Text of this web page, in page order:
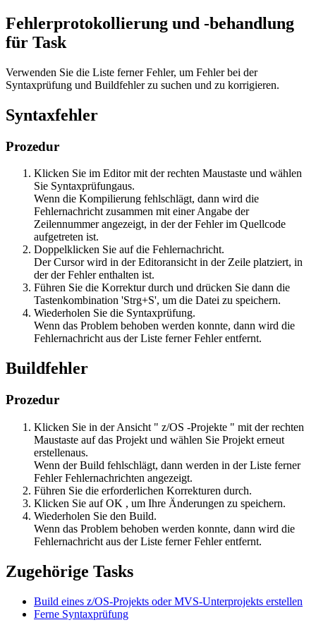
Fehlerprotokollierung und -behandlung
für Task
Verwenden Sie die Liste ferner Fehler, um Fehler bei der
Syntaxprüfung und Buildfehler zu suchen und zu korrigieren.
Syntaxfehler
Prozedur
Klicken Sie im Editor mit der rechten Maustaste und wählen
Sie Syntaxprüfungaus.
Wenn die Kompilierung fehlschlägt, dann wird die
Fehlernachricht zusammen mit einer Angabe der
Zeilennummer angezeigt, in der der Fehler im Quellcode
aufgetreten ist.
Doppelklicken Sie auf die Fehlernachricht.
Der Cursor wird in der Editoransicht in der Zeile platziert, in
der der Fehler enthalten ist.
Führen Sie die Korrektur durch und drücken Sie dann die
Tastenkombination 'Strg+S', um die Datei zu speichern.
Wiederholen Sie die Syntaxprüfung.
Wenn das Problem behoben werden konnte, dann wird die
Fehlernachricht aus derListe ferner Fehlerentfernt.
Buildfehler
Prozedur
Klicken Sie in der Ansicht " z/OS -Projekte " mit der rechten
Maustaste auf das Projekt und wählen Sie Projekt erneut
erstellenaus.
Wenn der Build fehlschlägt, dann werden in der Liste ferner
Fehler Fehlernachrichten angezeigt.
Führen Sie die erforderlichen Korrekturen durch.
Klicken Sie aufOK , um Ihre Änderungen zu speichern.
Wiederholen Sie den Build.
Wenn das Problem behoben werden konnte, dann wird die
Fehlernachricht aus derListe ferner Fehlerentfernt.
Zugehörige Tasks
Build eines z/OS-Projekts oder MVS-Unterprojekts erstellen
Ferne Syntaxprüfung